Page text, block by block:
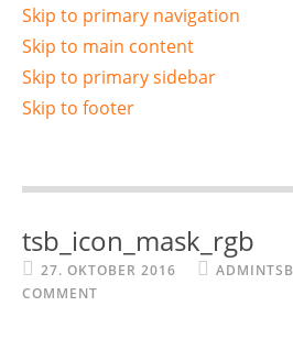
Skip to primary navigation
Skip to main content
Skip to primary sidebar
Skip to footer
tsb_icon_mask_rgb
27. OKTOBER 2016 ADMINTSB
COMMENT